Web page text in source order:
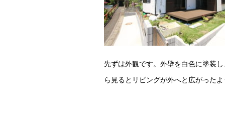
先ずは外観です。外壁を白色に塗装
ら見るとリビングが外へと広がった